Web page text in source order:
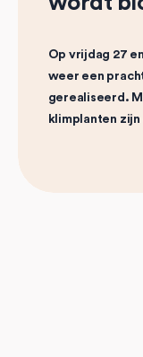
Op vrijdag 27
weer een
gerealiseerd.
klimplanten